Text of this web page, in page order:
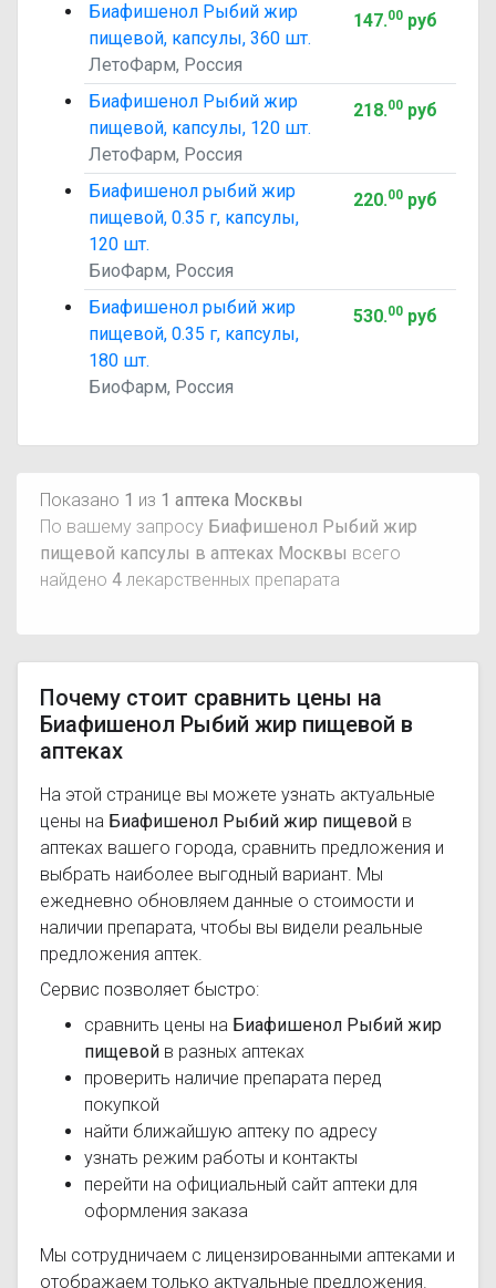
Биафишенол Рыбий жир
пищевой, капсулы, 360 шт.
ЛетоФарм, Россия
147.00руб
Биафишенол Рыбий жир
пищевой, капсулы, 120 шт.
ЛетоФарм, Россия
218.00руб
Биафишенол рыбий жир
пищевой, 0.35 г, капсулы,
120 шт.
БиоФарм, Россия
220.00руб
Биафишенол рыбий жир
пищевой, 0.35 г, капсулы,
180 шт.
БиоФарм, Россия
530.00руб
Показано 1 из 1 аптека Москвы
По вашему запросу Биафишенол Рыбий жир
пищевой капсулы в аптеках Москвы всего
найдено 4 лекарственных препарата
Почему стоит сравнить цены на
Биафишенол Рыбий жир пищевой в
аптеках
На этой странице вы можете узнать актуальные
цены на Биафишенол Рыбий жир пищевой в
аптеках вашего города, сравнить предложения и
выбрать наиболее выгодный вариант. Мы
ежедневно обновляем данные о стоимости и
наличии препарата, чтобы вы видели реальные
предложения аптек.
Сервис позволяет быстро:
сравнить цены на Биафишенол Рыбий жир
пищевой в разных аптеках
проверить наличие препарата перед
покупкой
найти ближайшую аптеку по адресу
узнать режим работы и контакты
перейти на официальный сайт аптеки для
оформления заказа
Мы сотрудничаем с лицензированными аптеками и
отображаем только актуальные предложения.